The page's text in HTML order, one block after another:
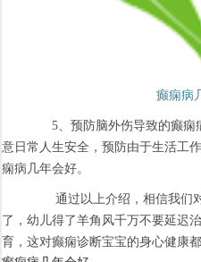
癫痫病
5、预防脑外伤导致的癫痫
意日常人生安全，预防由于生活工
痫病几年会好。
通过以上介绍，相信我们对
了，幼儿得了羊角风千万不要延迟
育，这对癫痫诊断宝宝的身心健康